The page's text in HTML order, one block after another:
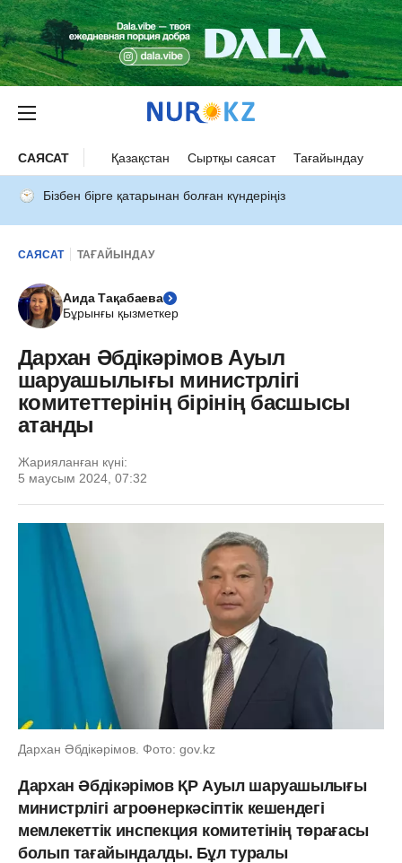
САЯСАТ Қазақстан Сыртқы саясат Тағайындау
Бізбен бірге қатарынан болған күндеріңіз
САЯСАТ ТАҒАЙЫНДАУ
Аида Тақабаева
Бұрынғы қызметкер
Дархан Әбдікәрімов Ауыл
шаруашылығы министрлігі
комитеттерінің бірінің басшысы
атанды
Жарияланған күні:
5 маусым 2024, 07:32
Дархан Әбдікәрімов. Фото: gov.kz
Дархан Әбдікәрімов ҚР Ауыл шаруашылығы
министрлігі агроөнеркәсіптік кешендегі
мемлекеттік инспекция комитетінің төрағасы
болып тағайындалды. Бұл туралы